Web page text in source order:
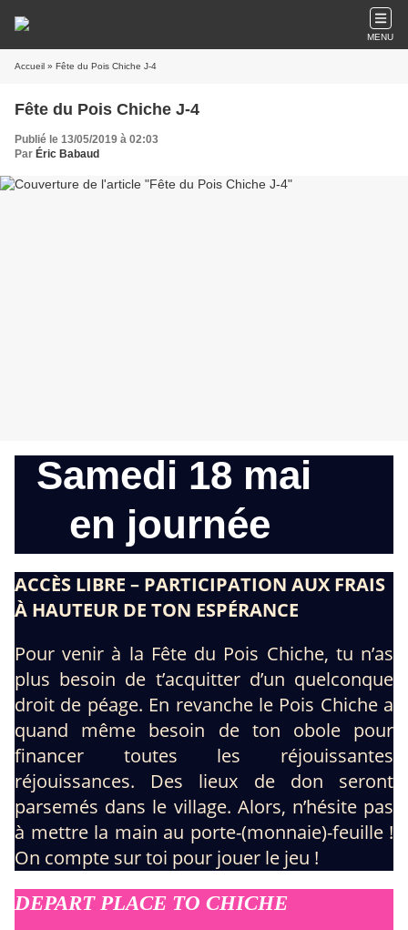
MENU
Accueil » Fête du Pois Chiche J-4
Fête du Pois Chiche J-4
Publié le 13/05/2019 à 02:03
Par Éric Babaud
Samedi 18 mai
en journée
ACCÈS LIBRE – PARTICIPATION AUX FRAIS
À HAUTEUR DE TON ESPÉRANCE
Pour venir à la Fête du Pois Chiche, tu n’as
plus besoin de t’acquitter d’un quelconque
droit de péage. En revanche le Pois Chiche a
quand même besoin de ton obole pour
financer toutes les réjouissantes
réjouissances. Des lieux de don seront
parsemés dans le village. Alors, n’hésite pas
à mettre la main au porte-(monnaie)-feuille !
On compte sur toi pour jouer le jeu !
DEPART PLACE TO CHICHE